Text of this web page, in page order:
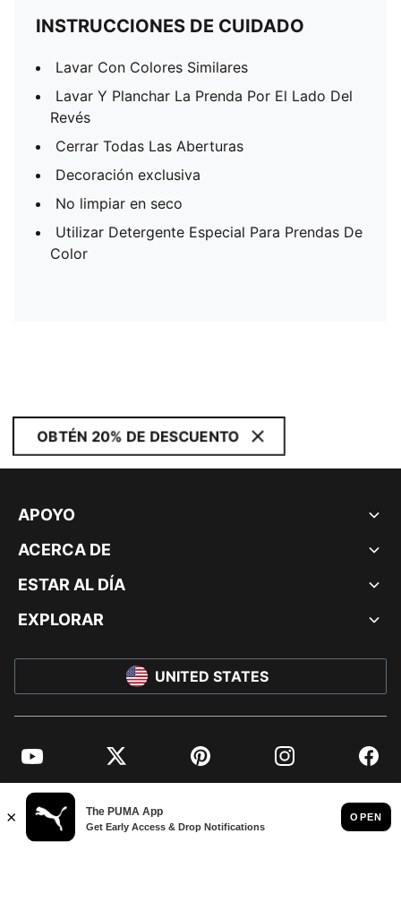
INSTRUCCIONES DE CUIDADO
Lavar Con Colores Similares
Lavar Y Planchar La Prenda Por El Lado Del
Revés
Cerrar Todas Las Aberturas
Decoración exclusiva
No limpiar en seco
Utilizar Detergente Especial Para Prendas De
Color
OBTÉN 20% DE DESCUENTO
APOYO
ACERCA DE
ESTAR AL DÍA
EXPLORAR
UNITED STATES
YouTube Twitter Pinterest Instagram
© PUMA NORTH AMERICA, INC.
IMPRINT AND LEGAL DATA